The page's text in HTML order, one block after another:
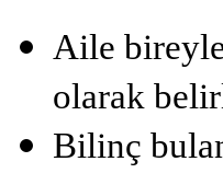
Aile
olarak
Bilinç